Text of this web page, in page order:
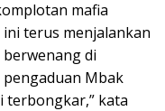
mafia
terus menjalankan
di
Mbak
terbongkar,” kata